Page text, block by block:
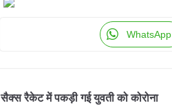
WhatsApp
सैक्स रैकेट में पकड़ी गई युवती को कोरोना